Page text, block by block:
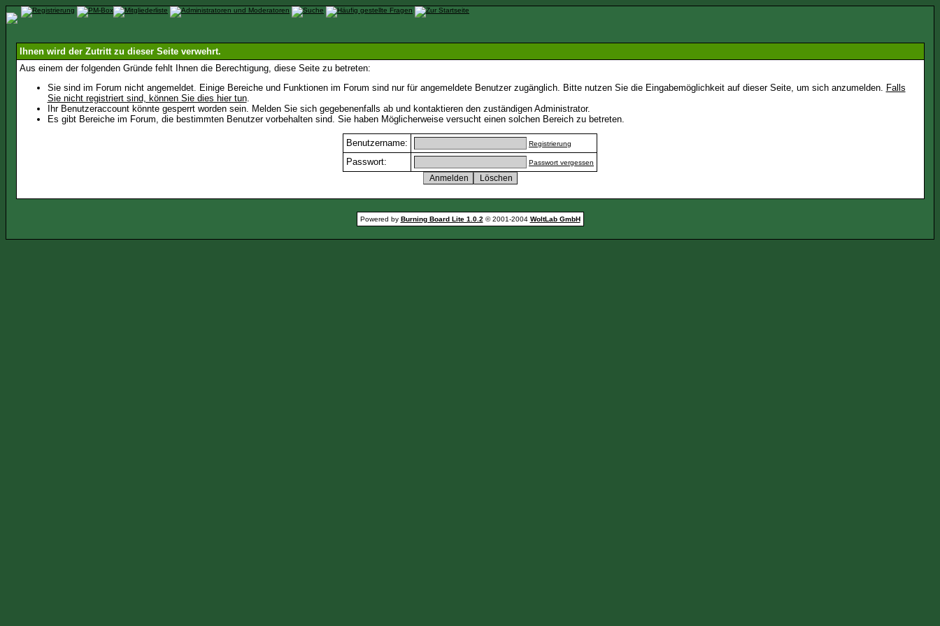
Ihnen wird der Zutritt zu dieser Seite verwehrt.
Aus einem der folgenden Gründe fehlt Ihnen die Berechtigung, diese Seite zu betreten:
Sie sind im Forum nicht angemeldet. Einige Bereiche und Funktionen im Forum sind nur für angemeldete Benutzer zugänglich. Bitte nutzen Sie die Eingabemöglichkeit auf dieser Seite, um sich anzumelden. Falls
Sie nicht registriert sind, können Sie dies hier tun.
Ihr Benutzeraccount könnte gesperrt worden sein. Melden Sie sich gegebenenfalls ab und kontaktieren den zuständigen Administrator.
Es gibt Bereiche im Forum, die bestimmten Benutzer vorbehalten sind. Sie haben Möglicherweise versucht einen solchen Bereich zu betreten.
Benutzername: Registrierung
Passwort: Passwort vergessen
Powered by Burning Board Lite 1.0.2 © 2001-2004 WoltLab GmbH